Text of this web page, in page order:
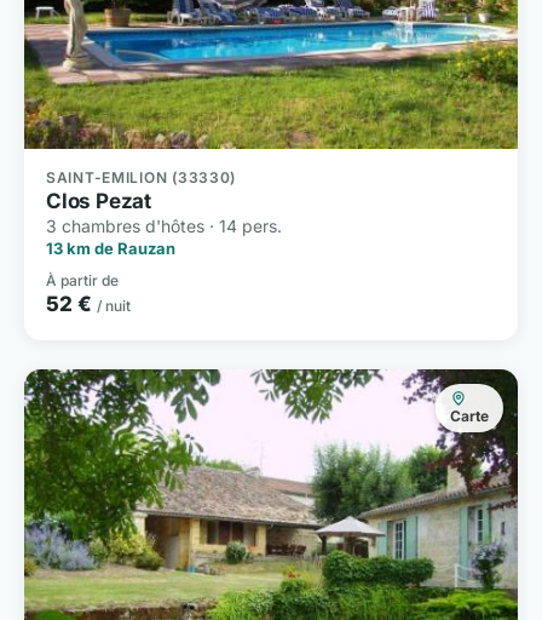
SAINT-EMILION (33330)
Clos Pezat
3 chambres d'hôtes · 14 pers.
13 km de Rauzan
À partir de
52 € / nuit
Carte